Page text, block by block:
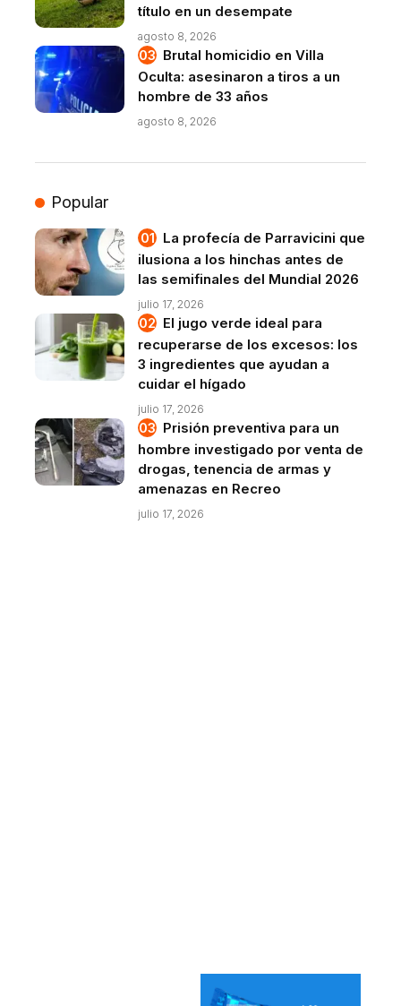
título en un desempate
agosto 8, 2026
Brutal homicidio en Villa
Oculta: asesinaron a tiros a un
hombre de 33 años
agosto 8, 2026
Popular
La profecía de Parravicini que
ilusiona a los hinchas antes de
las semifinales del Mundial 2026
julio 17, 2026
El jugo verde ideal para
recuperarse de los excesos: los
3 ingredientes que ayudan a
cuidar el hígado
julio 17, 2026
Prisión preventiva para un
hombre investigado por venta de
drogas, tenencia de armas y
amenazas en Recreo
julio 17, 2026